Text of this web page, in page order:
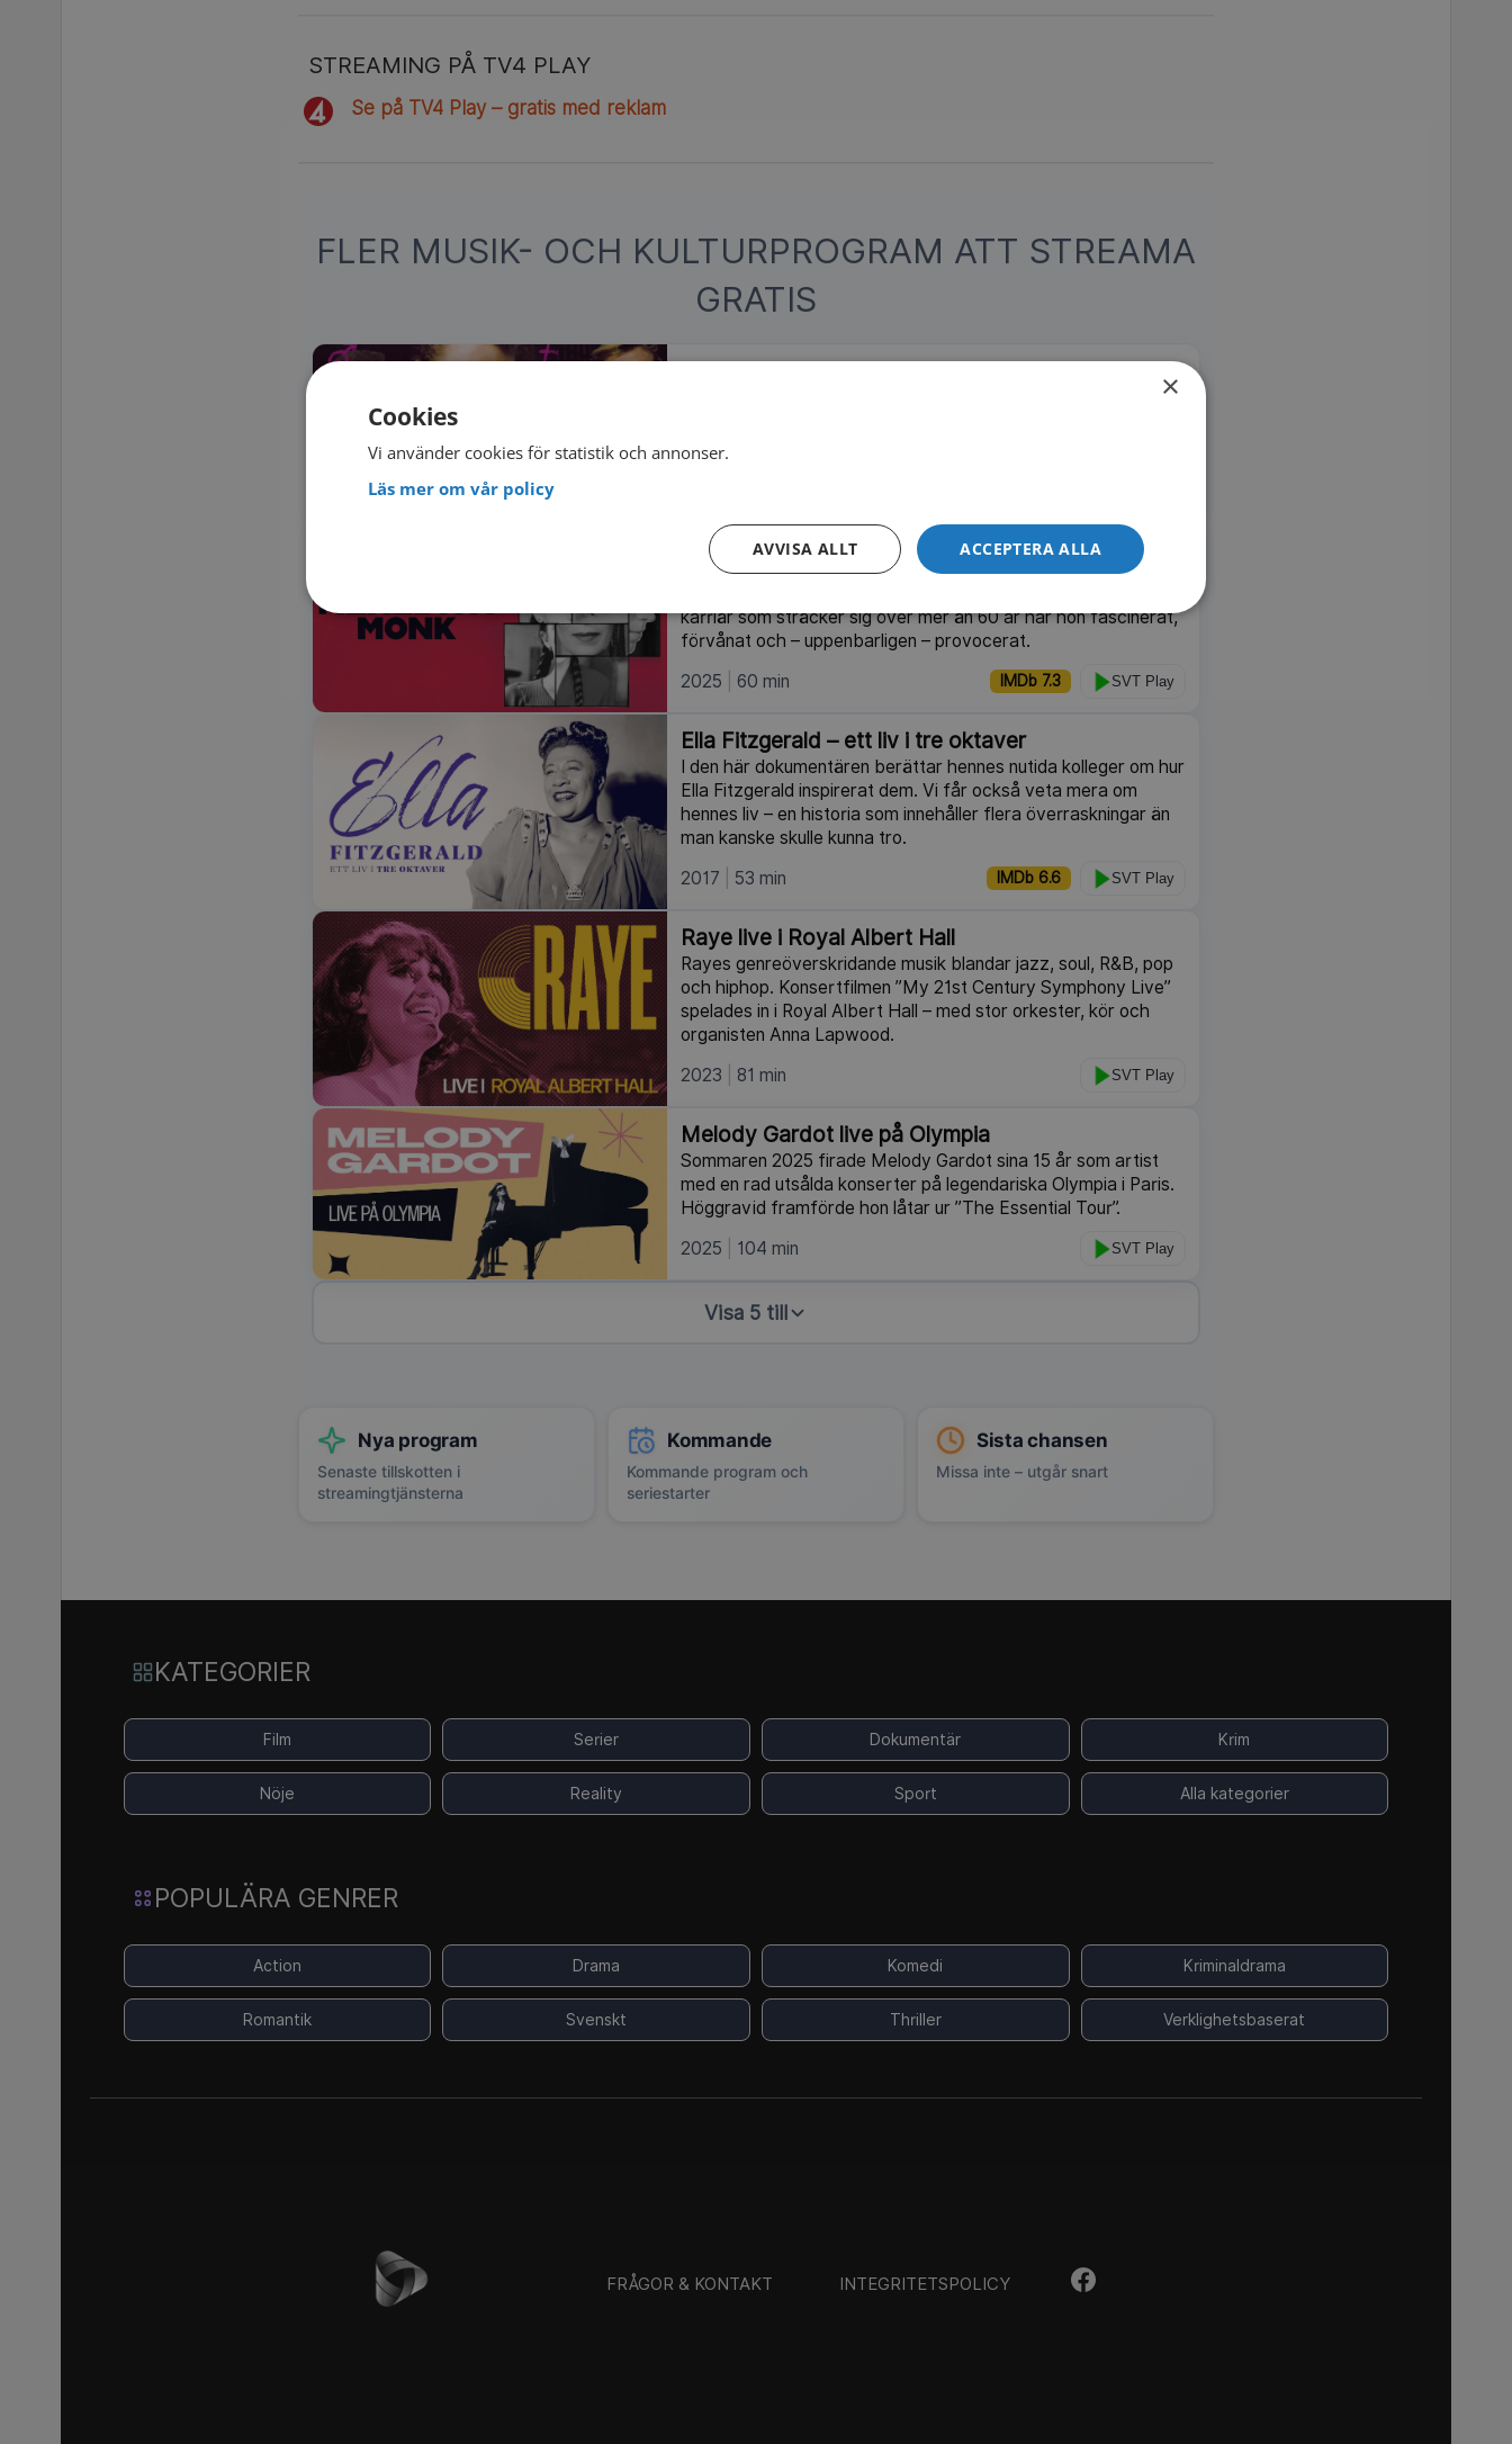
STREAMING PÅ TV4 PLAY
Se på TV4 Play – gratis med reklam
FLER MUSIK- OCH KULTURPROGRAM ATT STREAMA
GRATIS
Gotharen som råkade hamna i ett popband – så beskriver Boy
Meredith Monk: skärvor av ett konstnärskap
Röstkonstnären, kompositören och performanceartisten
karriär som sträcker sig över mer än 60 år har hon fascinerat,
förvånat och – uppenbarligen – provocerat.
2025
60 min IMDb 7.3 SVT Play
Ella Fitzgerald – ett liv i tre oktaver
I den här dokumentären berättar hennes nutida kolleger om hur
Ella Fitzgerald inspirerat dem. Vi får också veta mera om
hennes liv – en historia som innehåller flera överraskningar än
man kanske skulle kunna tro.
2017
53 min IMDb 6.6 SVT Play
Raye live i Royal Albert Hall
Rayes genreöverskridande musik blandar jazz, soul, R&B, pop
och hiphop. Konsertfilmen ”My 21st Century Symphony Live”
spelades in i Royal Albert Hall – med stor orkester, kör och
organisten Anna Lapwood.
2023
81 min SVT Play
Melody Gardot live på Olympia
Sommaren 2025 firade Melody Gardot sina 15 år som artist
med en rad utsålda konserter på legendariska Olympia i Paris.
Höggravid framförde hon låtar ur ”The Essential Tour”.
2025
104 min SVT Play
Visa 5 till
Nya program
Senaste tillskotten i
streamingtjänsterna
Kommande
Kommande program och
seriestarter
Sista chansen
Missa inte – utgår snart
KATEGORIER
Film Serier Dokumentär Krim
Nöje Reality Sport Alla kategorier
POPULÄRA GENRER
Action Drama Komedi Kriminaldrama
Romantik Svenskt Thriller Verklighetsbaserat
FRÅGOR & KONTAKT INTEGRITETSPOLICY
×
Cookies
Vi använder cookies för statistik och annonser.
Läs mer om vår policy
ACCEPTERA ALLA
AVVISA ALLT